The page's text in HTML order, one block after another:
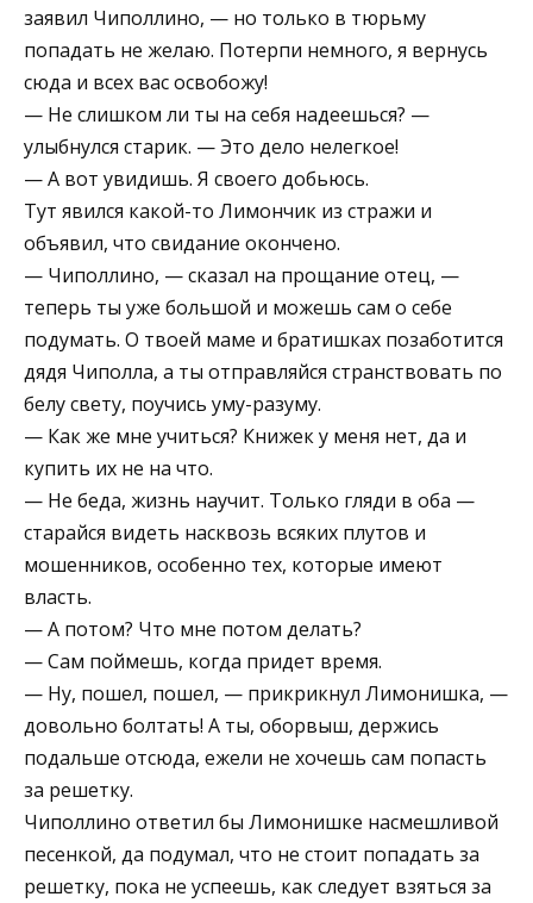
заявил Чиполлино, — но только в тюрьму
попадать не желаю. Потерпи немного, я вернусь
сюда и всех вас освобожу!
— Не слишком ли ты на себя надеешься? —
улыбнулся старик. — Это дело нелегкое!
— А вот увидишь. Я своего добьюсь.
Тут явился какой-то Лимончик из стражи и
объявил, что свидание окончено.
— Чиполлино, — сказал на прощание отец, —
теперь ты уже большой и можешь сам о себе
подумать. О твоей маме и братишках позаботится
дядя Чиполла, а ты отправляйся странствовать по
белу свету, поучись уму-разуму.
— Как же мне учиться? Книжек у меня нет, да и
купить их не на что.
— Не беда, жизнь научит. Только гляди в оба —
старайся видеть насквозь всяких плутов и
мошенников, особенно тех, которые имеют
власть.
— А потом? Что мне потом делать?
— Сам поймешь, когда придет время.
— Ну, пошел, пошел, — прикрикнул Лимонишка, —
довольно болтать! А ты, оборвыш, держись
подальше отсюда, ежели не хочешь сам попасть
за решетку.
Чиполлино ответил бы Лимонишке насмешливой
песенкой, да подумал, что не стоит попадать за
решетку, пока не успеешь, как следует взяться за